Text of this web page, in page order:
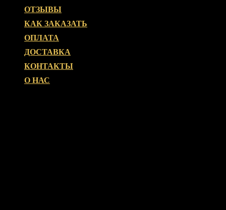
ОТЗЫВЫ
КАК ЗАКАЗАТЬ
ОПЛАТА
ДОСТАВКА
КОНТАКТЫ
О НАС